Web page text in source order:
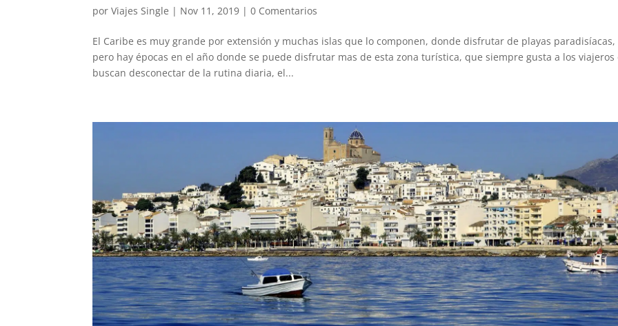
porViajes Single | Nov 11, 2019 |0 Comentarios
El Caribe es muy grande por extensión y muchas islas que lo componen, donde disfrutar de playas paradisíacas,
pero hay épocas en el año donde se puede disfrutar mas de esta zona turística, que siempre gusta a los viajeros
buscan desconectar de la rutina diaria, el...